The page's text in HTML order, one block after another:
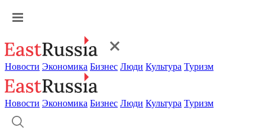
Новости Экономика Бизнес Люди Культура Туризм
Новости Экономика Бизнес Люди Культура Туризм